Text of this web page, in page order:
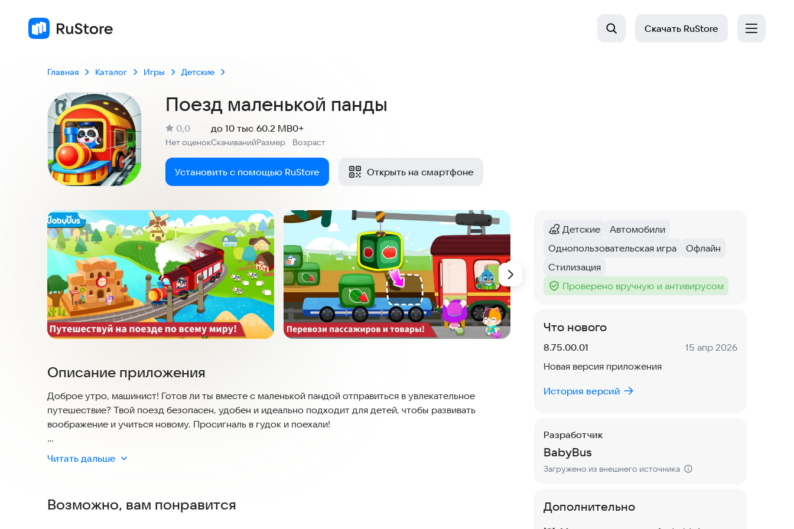
Скачать RuStore
Главная Каталог Игры Детские
Поезд маленькой панды
Рейтинг:
0,0
Нет оценокСкачиваний
до 10 тыс
Размер
60.2 MB
Возраст
0+
Установить с помощью RuStore Открыть на смартфоне
Скриншоты
Описание приложения
Доброе утро, машинист! Готов ли ты вместе с маленькой пандой отправиться в увлекательное
путешествие? Твой поезд безопасен, удобен и идеально подходит для детей, чтобы развивать
воображение и учиться новому. Просигналь в гудок и поехали!
Сборка поезда
Выбери красный локомотив и прикрепи к нему серебристые пассажирские вагоны. Не забудь
Читать дальше
Возможно, вам понравится
Категория:
Детские
Тег:
Автомобили
Тег:
Однопользовательская игра
Тег:
Офлайн
Тег:
Стилизация
Тег :
Проверено вручную и антивирусом
Что нового
Версия:
8.75.00.01 Дата:
15 апр 2026
Новая версия приложения
История версий
Разработчик
BabyBus
Загружено из внешнего источника
Дополнительно